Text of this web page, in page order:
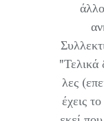
"Τελικά
λες
έχεις